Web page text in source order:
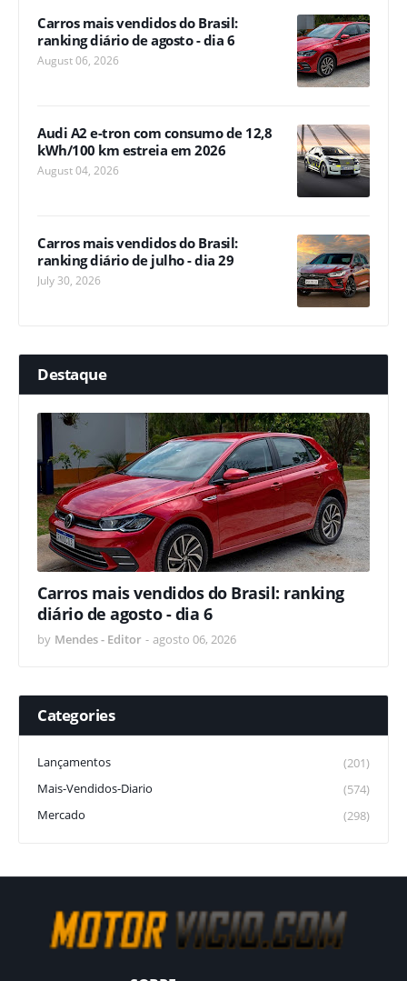
Carros mais vendidos do Brasil:
ranking diário de agosto - dia 6
August 06, 2026
Audi A2 e-tron com consumo de 12,8
kWh/100 km estreia em 2026
August 04, 2026
Carros mais vendidos do Brasil:
ranking diário de julho - dia 29
July 30, 2026
Destaque
Carros mais vendidos do Brasil: ranking
diário de agosto - dia 6
by Mendes - Editor - agosto 06, 2026
Categories
Lançamentos
(201)
Mais-Vendidos-Diario
(574)
Mercado
(298)